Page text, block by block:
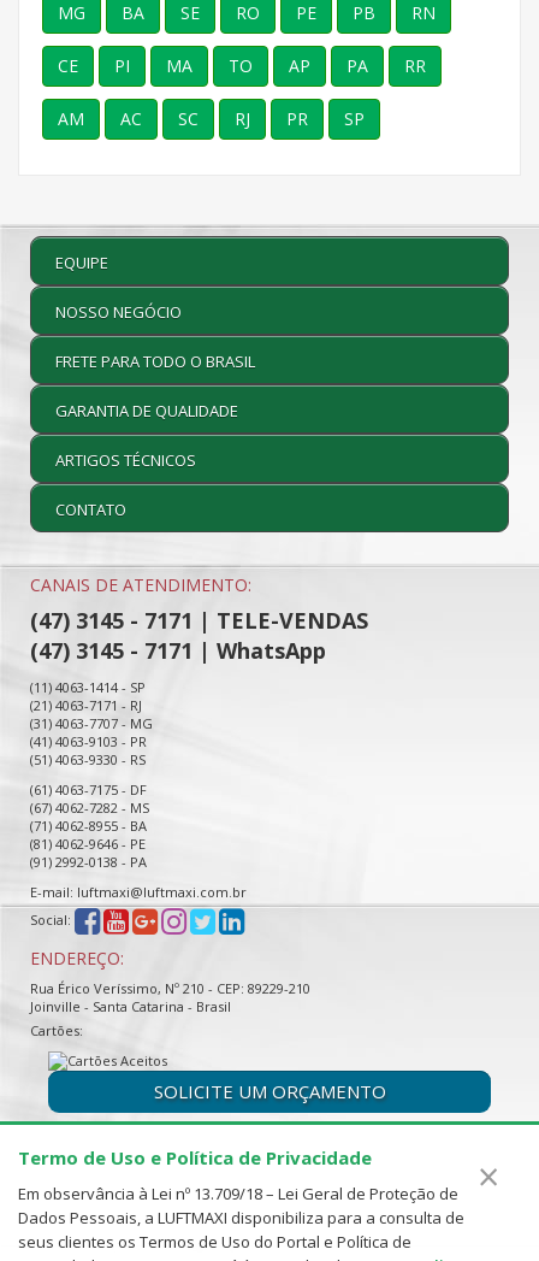
MG BA SE RO PE PB RN
CE PI MA TO AP PA RR
AM AC SC RJ PR SP
EQUIPE
NOSSO NEGÓCIO
FRETE PARA TODO O BRASIL
GARANTIA DE QUALIDADE
ARTIGOS TÉCNICOS
CONTATO
CANAIS DE ATENDIMENTO:
(47) 3145 - 7171 | TELE-VENDAS
(47) 3145 - 7171 | WhatsApp
(11) 4063-1414 - SP
(21) 4063-7171 - RJ
(31) 4063-7707 - MG
(41) 4063-9103 - PR
(51) 4063-9330 - RS
(61) 4063-7175 - DF
(67) 4062-7282 - MS
(71) 4062-8955 - BA
(81) 4062-9646 - PE
(91) 2992-0138 - PA
E-mail: luftmaxi@luftmaxi.com.br
Social:
ENDEREÇO:
Rua Érico Veríssimo, Nº 210 - CEP: 89229-210
Joinville - Santa Catarina - Brasil
Cartões:
SOLICITE UM ORÇAMENTO
Termo de Uso e Política de Privacidade
Em observância à Lei nº 13.709/18 – Lei Geral de Proteção de
Dados Pessoais, a LUFTMAXI disponibiliza para a consulta de
seus clientes os Termos de Uso do Portal e Política de
×